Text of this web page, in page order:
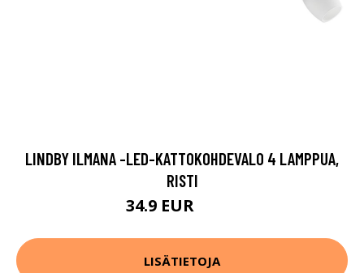
LINDBY ILMANA -LED-KATTOKOHDEVALO 4 LAMPPUA,
RISTI
34.9 EUR
LISÄTIETOJA